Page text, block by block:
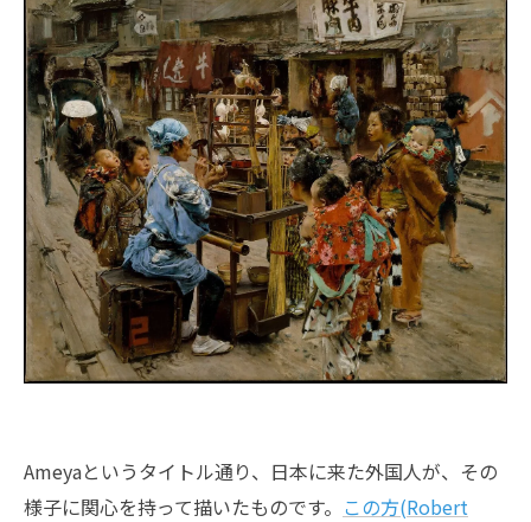
Ameyaというタイトル通り、日本に来た外国人が、その
様子に関心を持って描いたものです。 この方(Robert